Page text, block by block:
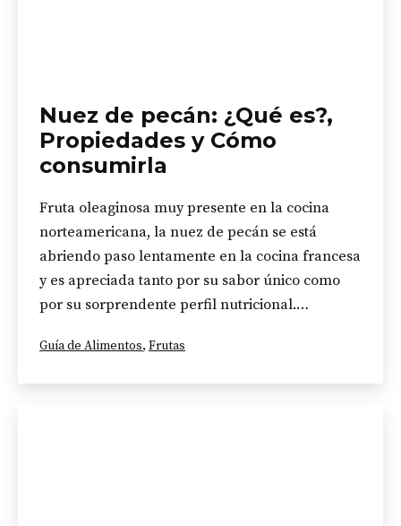
Nuez de pecán: ¿Qué es?,
Propiedades y Cómo
consumirla
Fruta oleaginosa muy presente en la cocina
norteamericana, la nuez de pecán se está
abriendo paso lentamente en la cocina francesa
y es apreciada tanto por su sabor único como
por su sorprendente perfil nutricional.…
Categorizado
Guía de Alimentos, Frutas